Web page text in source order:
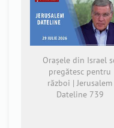
Orașele din Israel
pregătesc pentru
război | Jerusalem
Dateline 739